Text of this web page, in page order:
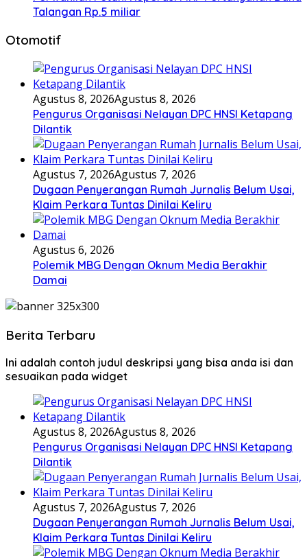
Talangan Rp.5 miliar
Otomotif
Agustus 8, 2026Agustus 8, 2026
Pengurus Organisasi Nelayan DPC HNSI Ketapang
Dilantik
Agustus 7, 2026Agustus 7, 2026
Dugaan Penyerangan Rumah Jurnalis Belum Usai,
Klaim Perkara Tuntas Dinilai Keliru
Agustus 6, 2026
Polemik MBG Dengan Oknum Media Berakhir
Damai
Berita Terbaru
Ini adalah contoh judul deskripsi yang bisa anda isi dan
sesuaikan pada widget
Agustus 8, 2026Agustus 8, 2026
Pengurus Organisasi Nelayan DPC HNSI Ketapang
Dilantik
Agustus 7, 2026Agustus 7, 2026
Dugaan Penyerangan Rumah Jurnalis Belum Usai,
Klaim Perkara Tuntas Dinilai Keliru